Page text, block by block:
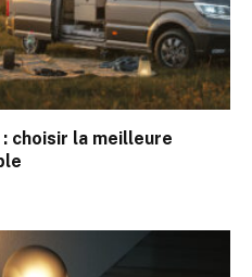
choisir la meilleure